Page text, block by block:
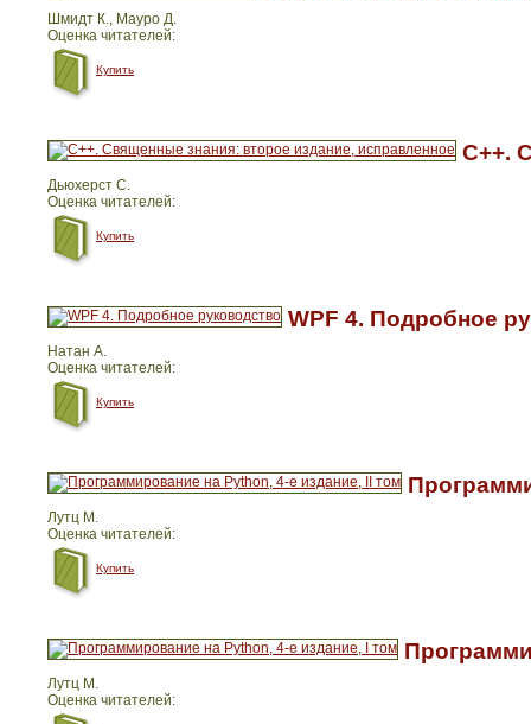
Шмидт К., Мауро Д.
Оценка читателей:
Купить
C++.
Дьюхерст С.
Оценка читателей:
Купить
WPF 4. Подробное
Натан А.
Оценка читателей:
Купить
Лутц М.
Оценка читателей:
Купить
Лутц М.
Оценка читателей: